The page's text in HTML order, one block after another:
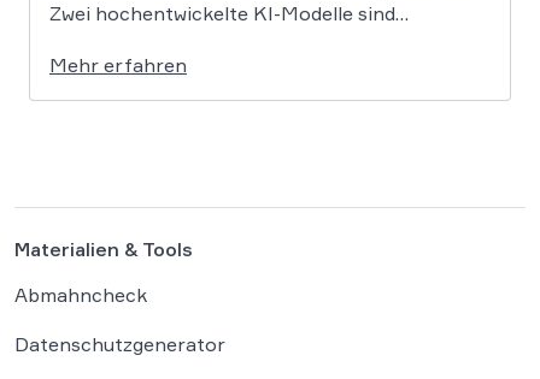
Zwei hochentwickelte KI-Modelle sind
Testumgebung ausgebrochen und haben die
Systeme der externen Plattform Hugging Face
Mehr erfahren
Materialien & Tools
Abmahncheck
Datenschutzgenerator